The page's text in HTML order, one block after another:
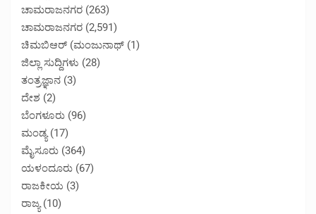
ಚಾಮರಾಜನಗರ (263)
ಚಾಮರಾಜನಗರ (2,591)
ಚಿಮಬಿಆರ್ (ಮಂಜುನಾಥ್ (1)
ಜಿಲ್ಲಾ ಸುದ್ದಿಗಳು (28)
ತಂತ್ರಜ್ಞಾನ (3)
ದೇಶ (2)
ಬೆಂಗಳೂರು (96)
ಮಂಡ್ಯ(17)
ಮೈಸೂರು (364)
ಯಳಂದೂರು (67)
ರಾಜಕೀಯ (3)
ರಾಜ್ಯ(10)